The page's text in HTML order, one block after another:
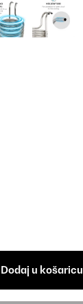
Dodaj u košaricu